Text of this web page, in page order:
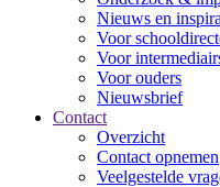
Nieuws en
Voor
Voor
Voor ouders
Nieuwsbrief
Contact
Overzicht
Contact opnemen
Veelgestelde